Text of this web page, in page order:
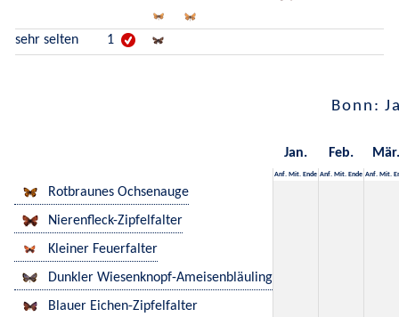
sehr selten 1
Bonn:
Jan. Feb. Mär.
Anf. Mit. Ende Anf. Mit. Ende Anf. Mit.
Rotbraunes Ochsenauge
Nierenfleck-Zipfelfalter
Kleiner Feuerfalter
Dunkler Wiesenknopf-Ameisenbläuling
Blauer Eichen-Zipfelfalter